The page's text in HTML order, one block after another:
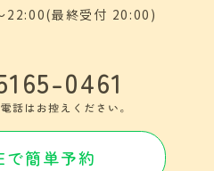
22:00(最終受付 20:00)
0461
で簡単予約